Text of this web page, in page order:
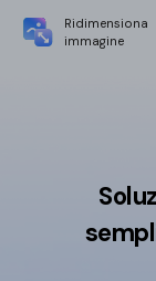
Ridimensiona
immagine